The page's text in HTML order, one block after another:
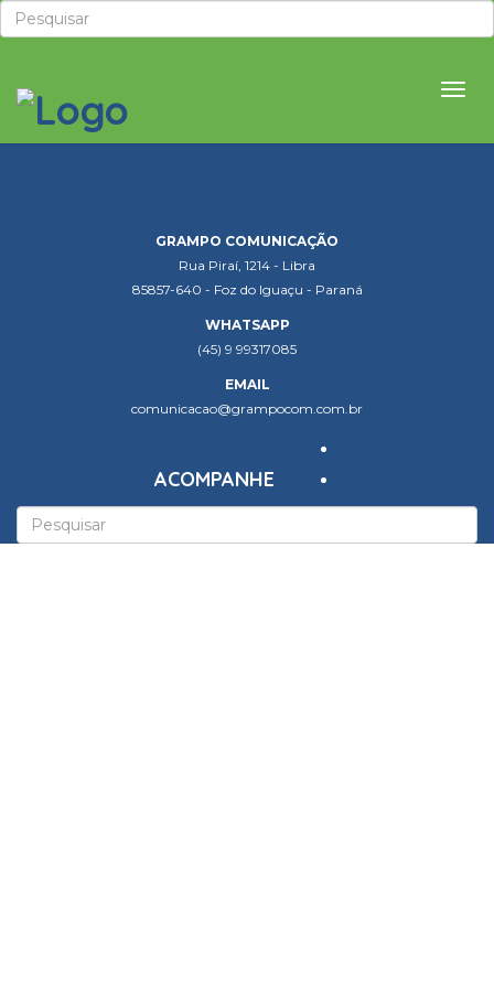
Eventos
GRAMPO COMUNICAÇÃO
Rua Piraí, 1214 - Libra
85857-640 - Foz do Iguaçu - Paraná
WHATSAPP
(45) 9 99317085
EMAIL
comunicacao@grampocom.com.br
ACOMPANHE